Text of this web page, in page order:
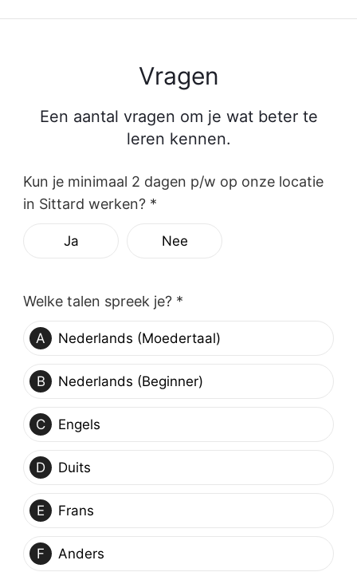
Vragen
Een aantal vragen om je wat beter te
leren kennen.
Kun je minimaal 2 dagen p/w op onze locatie
in Sittard werken? *
Ja Nee
Welke talen spreek je? *
A Nederlands (Moedertaal)
B Nederlands (Beginner)
C Engels
D Duits
E Frans
F Anders